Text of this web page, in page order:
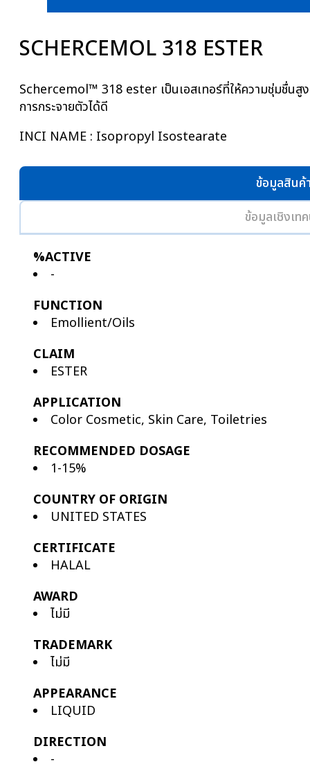
SCHERCEMOL 318 ESTER
Schercemol™ 318 ester เป็นเอสเทอร์ที่ให้ความชุ่มชื่นสู
การกระจายตัวได้ดี
INCI NAME : Isopropyl Isostearate
ข้อมูลสินค้
ข้อมูลเชิงเท
%ACTIVE
-
FUNCTION
Emollient/Oils
CLAIM
ESTER
APPLICATION
Color Cosmetic, Skin Care, Toiletries
RECOMMENDED DOSAGE
1-15%
COUNTRY OF ORIGIN
UNITED STATES
CERTIFICATE
HALAL
AWARD
ไม่มี
TRADEMARK
ไม่มี
APPEARANCE
LIQUID
DIRECTION
-